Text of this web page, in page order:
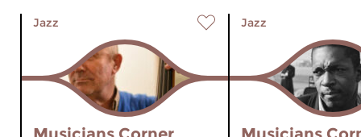
Jazz Jazz